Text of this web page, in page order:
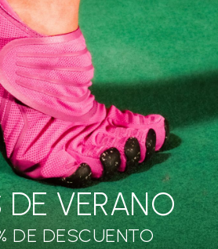
DE VERANO
DE DESCUENTO